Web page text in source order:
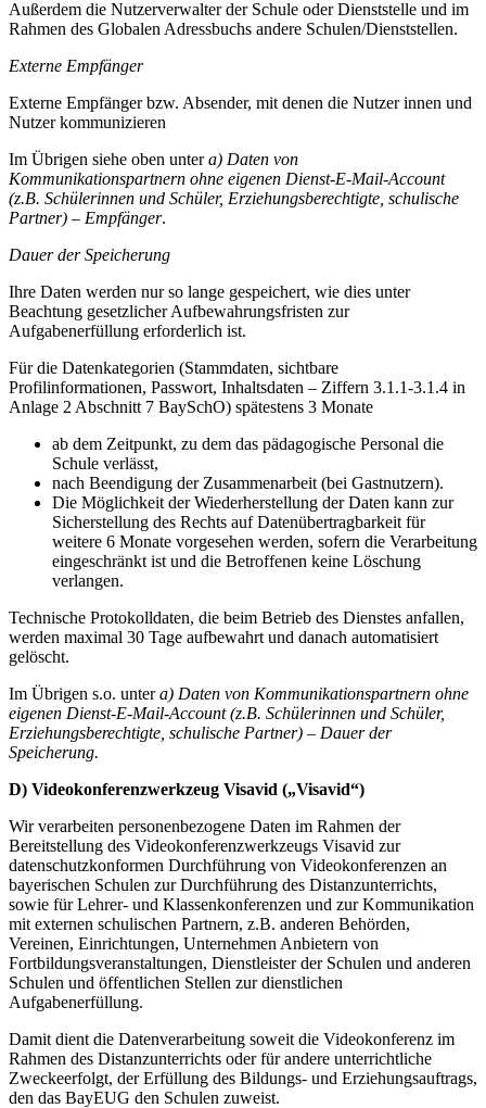
Außerdem die Nutzerverwalter der Schule oder Dienststelle und im
Rahmen des Globalen Adressbuchs andere Schulen/Dienststellen.
Externe Empfänger
Externe Empfänger bzw. Absender, mit denen die Nutzer innen und
Nutzer kommunizieren
Im Übrigen siehe oben untera) Daten von
Kommunikationspartnern ohne eigenen Dienst-E-Mail-Account
(z.B. Schülerinnen und Schüler, Erziehungsberechtigte, schulische
Partner) – Empfänger.
Dauer der Speicherung
Ihre Daten werden nur so lange gespeichert, wie dies unter
Beachtung gesetzlicher Aufbewahrungsfristen zur
Aufgabenerfüllung erforderlich ist.
Für die Datenkategorien (Stammdaten, sichtbare
Profilinformationen, Passwort, Inhaltsdaten – Ziffern 3.1.1-3.1.4 in
Anlage 2 Abschnitt 7 BaySchO) spätestens 3 Monate
ab dem Zeitpunkt, zu dem das pädagogische Personal die
Schule verlässt,
nach Beendigung der Zusammenarbeit (bei Gastnutzern).
Die Möglichkeit der Wiederherstellung der Daten kann zur
Sicherstellung des Rechts auf Datenübertragbarkeit für
weitere 6 Monate vorgesehen werden, sofern die Verarbeitung
eingeschränkt ist und die Betroffenen keine Löschung
verlangen.
Technische Protokolldaten, die beim Betrieb des Dienstes anfallen,
werden maximal 30 Tage aufbewahrt und danach automatisiert
gelöscht.
Im Übrigen s.o. untera) Daten von Kommunikationspartnern ohne
eigenen Dienst-E-Mail-Account (z.B. Schülerinnen und Schüler,
Erziehungsberechtigte, schulische Partner) – Dauer der
Speicherung.
D) Videokonferenzwerkzeug Visavid („Visavid“)
Wir verarbeiten personenbezogene Daten im Rahmen der
Bereitstellung des Videokonferenzwerkzeugs Visavid zur
datenschutzkonformen Durchführung von Videokonferenzen an
bayerischen Schulen zur Durchführung des Distanzunterrichts,
sowie für Lehrer- und Klassenkonferenzen und zur Kommunikation
mit externen schulischen Partnern, z.B. anderen Behörden,
Vereinen, Einrichtungen, Unternehmen Anbietern von
Fortbildungsveranstaltungen, Dienstleister der Schulen und anderen
Schulen und öffentlichen Stellen zur dienstlichen
Aufgabenerfüllung.
Damit dient die Datenverarbeitung soweit die Videokonferenz im
Rahmen des Distanzunterrichts oder für andere unterrichtliche
Zweckeerfolgt, der Erfüllung des Bildungs- und Erziehungsauftrags,
den das BayEUG den Schulen zuweist.